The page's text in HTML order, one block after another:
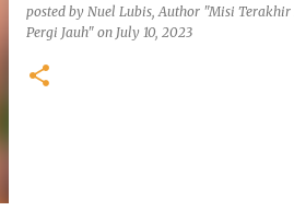
posted by Nuel Lubis, Author "Misi Terakhir
Pergi Jauh" on July 10, 2023